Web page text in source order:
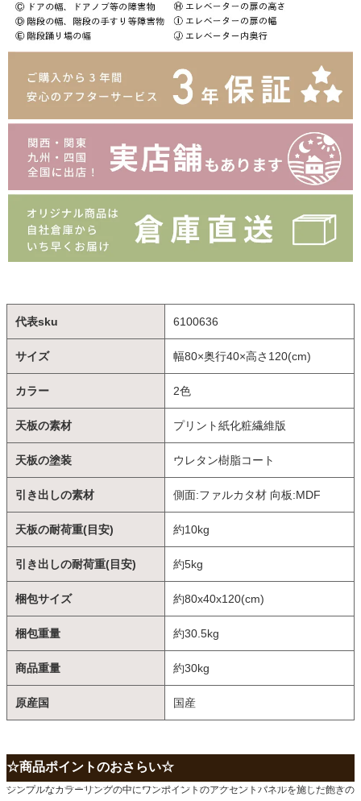
代表sku 6100636
サイズ 幅80×奥行40×高さ120(cm)
カラー 2色
天板の素材 プリント紙化粧繊維版
天板の塗装 ウレタン樹脂コート
引き出しの素材 側面:ファルカタ材 向板:MDF
天板の耐荷重(目安) 約10kg
引き出しの耐荷重(目安) 約5kg
梱包サイズ 約80x40x120(cm)
梱包重量 約30.5kg
商品重量 約30kg
原産国 国産
☆商品ポイントのおさらい☆
シンプルなカラーリングの中にワンポイントのアクセントパネルを施した飽きの